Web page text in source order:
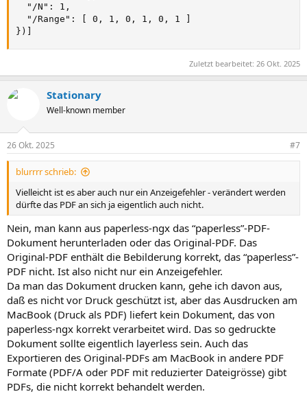
  "/N": 1,
  "/Range": [ 0, 1, 0, 1, 0, 1 ]
})]
Zuletzt bearbeitet: 26 Okt. 2025
Stationary
Well-known member
26 Okt. 2025 #7
blurrrr schrieb:
Vielleicht ist es aber auch nur ein Anzeigefehler - verändert werden
dürfte das PDF an sich ja eigentlich auch nicht.
Nein, man kann aus paperless-ngx das “paperless”-PDF-
Dokument herunterladen oder das Original-PDF. Das
Original-PDF enthält die Bebilderung korrekt, das “paperless”-
PDF nicht. Ist also nicht nur ein Anzeigefehler.
Da man das Dokument drucken kann, gehe ich davon aus,
daß es nicht vor Druck geschützt ist, aber das Ausdrucken am
MacBook (Druck als PDF) liefert kein Dokument, das von
paperless-ngx korrekt verarbeitet wird. Das so gedruckte
Dokument sollte eigentlich layerless sein. Auch das
Exportieren des Original-PDFs am MacBook in andere PDF
Formate (PDF/A oder PDF mit reduzierter Dateigrösse) gibt
PDFs, die nicht korrekt behandelt werden.